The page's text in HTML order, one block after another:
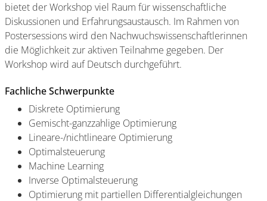
bietet der Workshop viel Raum für wissenschaftliche
Diskussionen und Erfahrungsaustausch. Im Rahmen von
Postersessions wird den Nachwuchswissenschaftlerinnen
die Möglichkeit zur aktiven Teilnahme gegeben. Der
Workshop wird auf Deutsch durchgeführt.
Fachliche Schwerpunkte
Diskrete O​ptimierung
Gemischt-ganzzahlige Optimierung
Lineare-/nichtlineare Optimierung
Optimalsteuerung
Machine Learning
Inverse Optimalsteuerung
Optimierung mit partiellen Differentialgleichungen